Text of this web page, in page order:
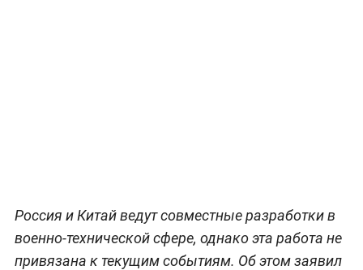
Россия и Китай ведут совместные разработки в
военно-технической сфере, однако эта работа не
привязана к текущим событиям. Об этом заявил